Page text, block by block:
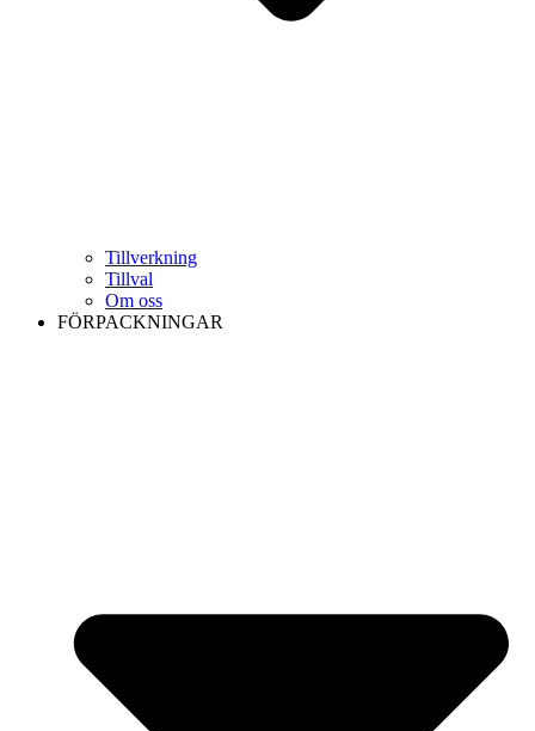
Tillverkning
Tillval
Om oss
FÖRPACKNINGAR